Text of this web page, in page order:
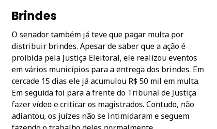
Brindes
O senador também já teve que pagar multa por
distribuir brindes. Apesar de saber que a ação é
proibida pela Justiça Eleitoral, ele realizou eventos
em vários municípios para a entrega dos brindes. Em
cercade 15 dias ele já acumulou R$ 50 mil em multa.
Em seguida foi para a frente do Tribunal de Justiça
fazer vídeo e criticar os magistrados. Contudo, não
adiantou, os juízes não se intimidaram e seguem